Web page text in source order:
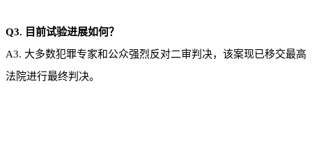
Q3. 目前试验进展如何？
A3. 大多数犯罪专家和公众强烈反对二审判决，该案现已移交最高
法院进行最终判决。